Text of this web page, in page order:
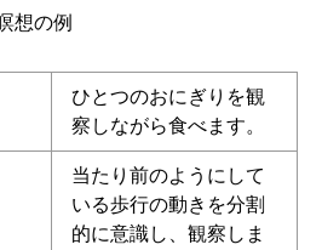
想の例
ひとつのおにぎりを観
察しながら食べます。
当たり前のようにして
いる歩行の動きを分割
的に意識し、観察しま